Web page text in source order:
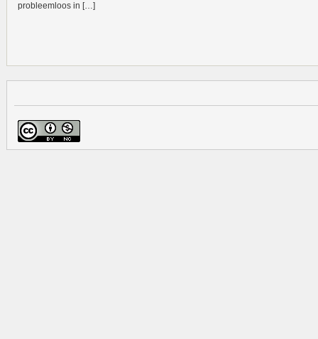
probleemloos in […]